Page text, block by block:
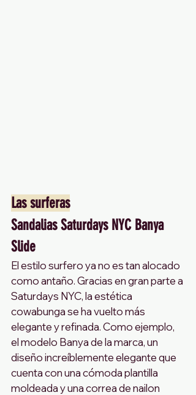
Las surferas
Sandalias Saturdays NYC Banya
Slide
El estilo surfero ya no es tan alocado
como antaño. Gracias en gran parte a
Saturdays NYC, la estética
cowabunga se ha vuelto más
elegante y refinada. Como ejemplo,
el modelo Banya de la marca, un
diseño increíblemente elegante que
cuenta con una cómoda plantilla
moldeada y una correa de nailon